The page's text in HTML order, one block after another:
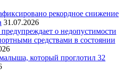
рекордное снижение
31.07.2026
о недопустимости
средствами в состоянии
который проглотил 32